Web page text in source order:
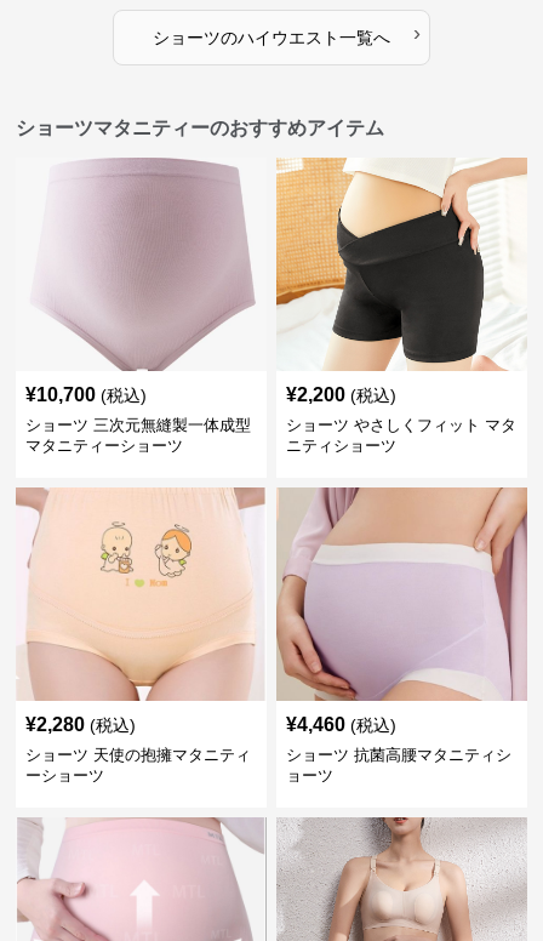
ショーツのハイウエスト一覧へ ›
ショーツマタニティーのおすすめアイテム
¥10,700 (税込)
ショーツ 三次元無縫製一体成型
マタニティーショーツ
¥2,200 (税込)
ショーツ やさしくフィット マタ
ニティショーツ
¥2,280 (税込)
ショーツ 天使の抱擁マタニティ
ーショーツ
¥4,460 (税込)
ショーツ 抗菌高腰マタニティシ
ョーツ